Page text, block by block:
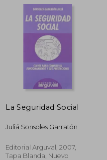
dcto.
La Seguridad Social
Juliá Sonsoles Garratón
Editorial Arguval, 2007,
Tapa Blanda, Nuevo